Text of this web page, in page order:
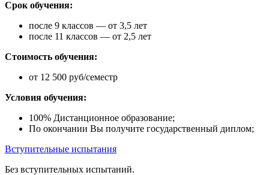
Срок обучения:
после 9 классов — от 3,5 лет
после 11 классов — от 2,5 лет
Стоимость обучения:
от 12 500 руб/семестр
Условия обучения:
100% Дистанционное образование;
По окончании Вы получите государственный диплом;
Вступительные испытания
Без вступительных испытаний.